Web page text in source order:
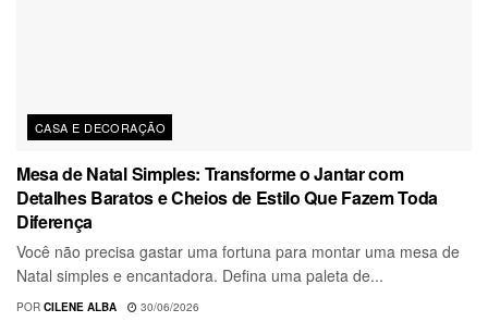
CASA E DECORAÇÃO
Mesa de Natal Simples: Transforme o Jantar com
Detalhes Baratos e Cheios de Estilo Que Fazem Toda
Diferença
Você não precisa gastar uma fortuna para montar uma mesa de
Natal simples e encantadora. Defina uma paleta de...
POR CILENE ALBA 30/06/2026